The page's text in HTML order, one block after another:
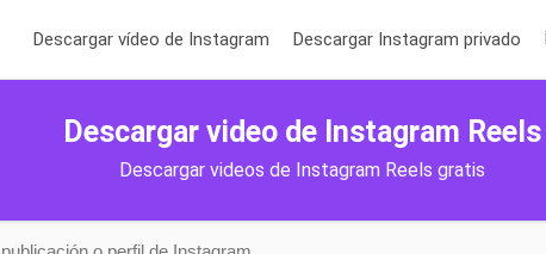
Descargar vídeo de Instagram Descargar Instagram privado
Descargar video de Instagram Reels
Descargar videos de Instagram Reels gratis